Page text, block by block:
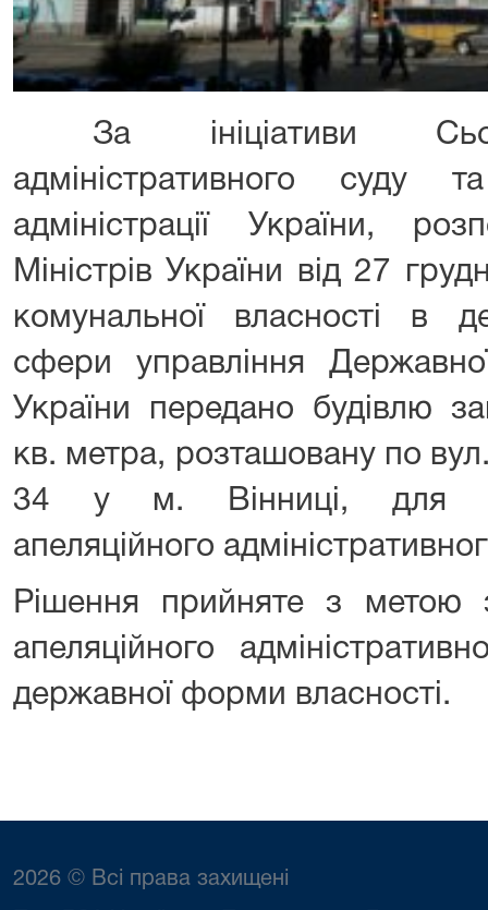
За ініціативи
адміністративного суду
адміністрації України,
Міністрів України від 27
комунальної власності в
сфери управління Державної
України передано будівлю
кв. метра, розташовану по
34 у м. Вінниці, для
апеляційного
Рішення прийняте з метою
апеляційного
державної форми власності.
2026 © Всі права захищені